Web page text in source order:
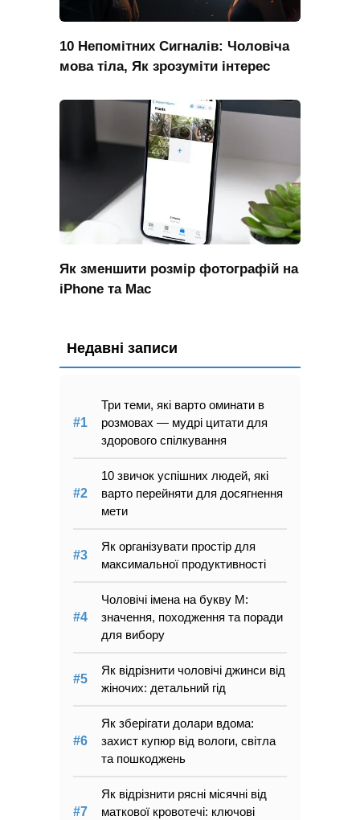
10 Непомітних Сигналів: Чоловіча
мова тіла, Як зрозуміти інтерес
Як зменшити розмір фотографій на
iPhone та Mac
Недавні записи
Три теми, які варто оминати в
розмовах — мудрі цитати для
здорового спілкування
10 звичок успішних людей, які
варто перейняти для досягнення
мети
Як організувати простір для
максимальної продуктивності
Чоловічі імена на букву М:
значення, походження та поради
для вибору
Як відрізнити чоловічі джинси від
жіночих: детальний гід
Як зберігати долари вдома:
захист купюр від вологи, світла
та пошкоджень
Як відрізнити рясні місячні від
маткової кровотечі: ключові